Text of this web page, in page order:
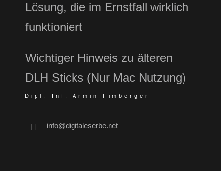
Lösung, die im Ernstfall wirklich
funktioniert
Wichtiger Hinweis zu älteren
DLH Sticks (Nur Mac Nutzung)
Dipl.-Inf. Armin Fimberger
info@digitaleserbe.net